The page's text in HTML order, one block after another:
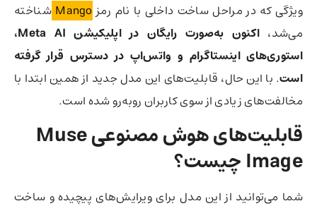
ویژگی که در مراحل ساخت داخلی با نام رمز Mango شناخته
می‌شد،
اکنون به‌صورت رایگان در اپلیکیشن Meta AI،
استوری‌های اینستاگرام و واتس‌اپ در دسترس قرار گرفته
است. با این حال، قابلیت‌های این مدل جدید از همین ابتدا با
مخالفت‌های زیادی از سوی کاربران روبه‌رو شده است.
قابلیت‌های هوش مصنوعی Muse
Image چیست؟
شما می‌توانید از این مدل برای ویرایش‌های پیچیده و ساخت